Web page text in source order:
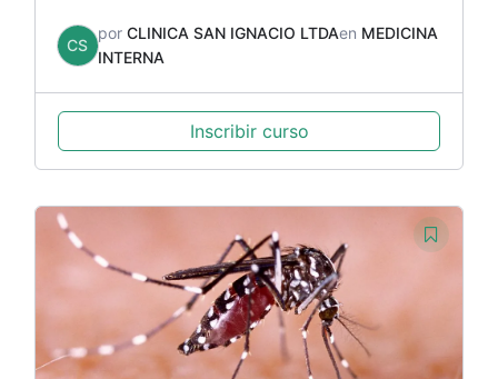
CS
por CLINICA SAN IGNACIO LTDAen MEDICINA
INTERNA
Inscribir curso